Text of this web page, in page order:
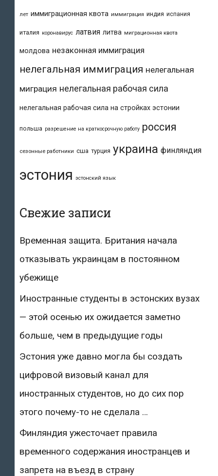
лет иммиграционная квота иммиграция индия испания
италия коронавирус латвия литва миграционная квота
молдова незаконная иммиграция
нелегальная иммиграция нелегальная
миграция нелегальная рабочая сила
нелегальная рабочая сила на стройках эстонии
польша разрешение на краткосрочную работу россия
сезонные работники сша турция украина финляндия
эстония эстонский язык
Свежие записи
Временная защита. Британия начала
отказывать украинцам в постоянном
убежище
Иностранные студенты в эстонских вузах
— этой осенью их ожидается заметно
больше, чем в предыдущие годы
Эстония уже давно могла бы создать
цифровой визовый канал для
иностранных студентов, но до сих пор
этого почему-то не сделала …
Финляндия ужесточает правила
временного содержания иностранцев и
запрета на въезд в страну